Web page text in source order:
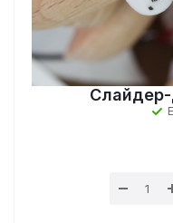
Слайдер-